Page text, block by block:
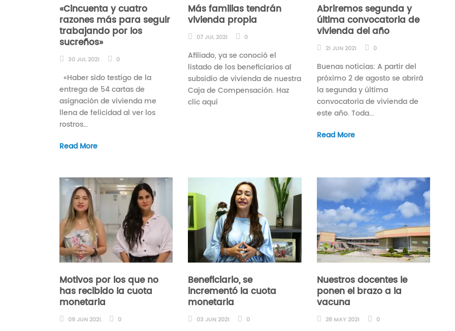
«Cincuenta y cuatro
razones más para seguir
trabajando por los
sucreños»
30 JUL 2021 0
«Haber sido testigo de la
entrega de 54 cartas de
asignación de vivienda me
llena de felicidad al ver los
rostros...
Read More
Más familias tendrán
vivienda propia
07 JUL 2021 0
Afiliado, ya se conoció el
listado de los beneficiarios al
subsidio de vivienda de nuestra
Caja de Compensación. Haz
clic aquí
Abriremos segunda y
última convocatoria de
vivienda del año
21 JUN 2021 0
Buenas noticias: A partir del
próximo 2 de agosto se abrirá
la segunda y última
convocatoria de vivienda de
este año. Toda...
Read More
Motivos por los que no
has recibido la cuota
monetaria
09 JUN 2021 0
Beneficiario, se
incrementó la cuota
monetaria
03 JUN 2021 0
Nuestros docentes le
ponen el brazo a la
vacuna
28 MAY 2021 0